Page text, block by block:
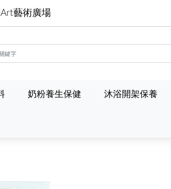
藝術廣場
奶粉養生保健 沐浴開架保養